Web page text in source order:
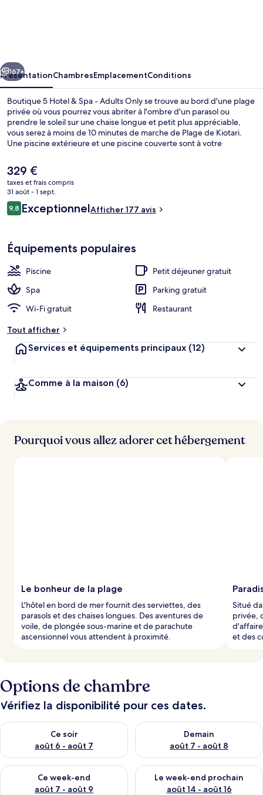
Spa
-
Adults
Only
Suivant
167+
PrésentationChambresEmplacementConditions
Boutique 5 Hotel & Spa - Adults Only se trouve au bord d'une plage
privée où vous pourrez vous abriter à l'ombre d'un parasol ou
prendre le soleil sur une chaise longue et petit plus appréciable,
vous serez à moins de 10 minutes de marche de Plage de Kiotari.
Une piscine extérieure et une piscine couverte sont à votre
souhaitant se faire chouchouter pourront profiter des massages,
des soins d'hydrothérapie et un service de manucure et pédicure.
Bénéficiant d'un emplacement privilégié en bord de plage,
l'hébergement Impressions Restaurant sert des spécialités Cuisine
internationale et est ouvert pour le petit déjeuner, le déjeuner et le
dîner. Cet hôtel de luxe vous fait également profiter d'une terrasse
Le
prix
actuel
est
de
329 €
taxes et frais compris
31 août - 1 sept.
Avis
voyageurs
9,89,8 sur 10
ExceptionnelAfficher 177 avis
Équipements populaires
Piscine
Petit déjeuner gratuit
Spa
Parking gratuit
Wi-Fi gratuit
Restaurant
Tout afficher
Services et équipements principaux (12)
Comme à la maison (6)
Pourquoi vous allez adorer cet hébergement
Le bonheur de la plage
L'hôtel en bord de mer fournit des serviettes, des
parasols et des chaises longues. Des aventures de
voile, de plongée sous-marine et de parachute
ascensionnel vous attendent à proximité.
Situé
privée,
et des
Options de chambre
Vérifiez la disponibilité pour ces dates.
Ce soir
août 6 - août 7
Vérifier la disponibilité pour ce soir août 6 - août 7
Demain
août 7 - août 8
Vérifier la disponibilité pour
Ce week-end
août 7 - août 9
Vérifier la disponibilité pour ce week-end août 7 - août 9
Le week-end prochain
août 14 - août 16
Vérifier la disponibilité pour